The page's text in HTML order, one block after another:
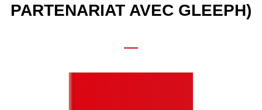
PARTENARIAT AVEC GLEEPH)